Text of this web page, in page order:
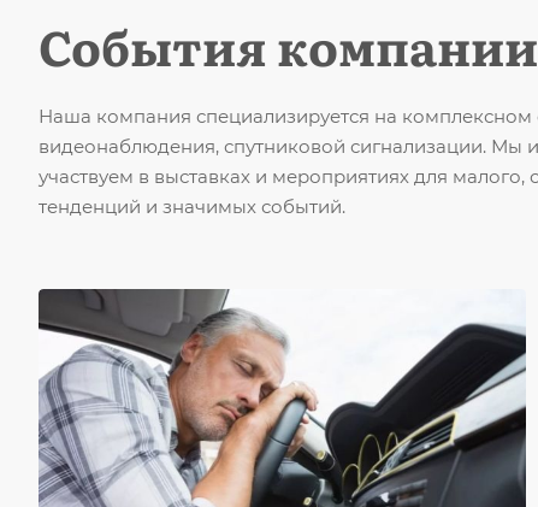
События компании
Наша компания специализируется на
видеонаблюдения, спутниковой сигнализации. Мы
участвуем в выставках и мероприятиях для
тенденций и значимых событий.